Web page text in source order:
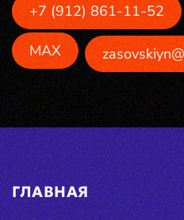
+7 (912) 861-11-52
MAX
ГЛАВНАЯ